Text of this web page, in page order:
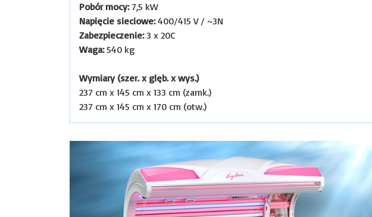
Pobór mocy:7,5 kW
Napięcie sieciowe:400/415 V / ~3N
Zabezpieczenie:3 x 20C
Waga:540 kg
Wymiary (szer. x glęb. x wys.)
237 cm x 145 cm x 133 cm (zamk.)
237 cm x 145 cm x 170 cm (otw.)